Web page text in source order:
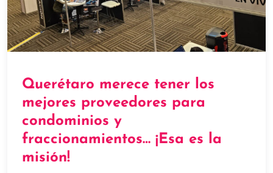
Querétaro merece tener los
mejores proveedores para
condominios y
fraccionamientos… ¡Esa es la
misión!